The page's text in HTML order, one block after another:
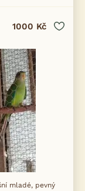
1000 Kč
mladé, pevný